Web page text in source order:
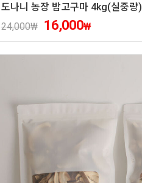
도나니 농장 밤고구마 4kg(실중량)
24,000₩ 16,000₩